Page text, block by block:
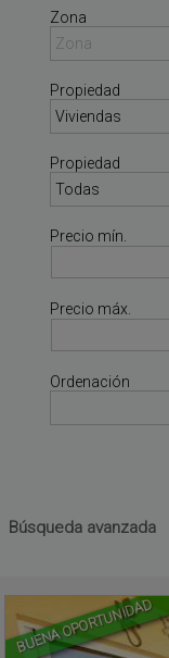
Zona
Propiedad
Propiedad
Precio mín.
Precio máx.
Ordenación
Búsqueda avanzada
BUENA OPORTUNIDAD
COSTA DEL
ARONA ,SANTA
Piso en venta